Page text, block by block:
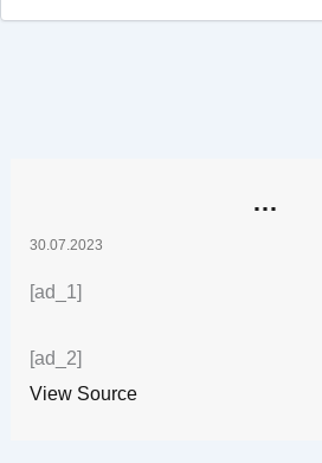
…
30.07.2023
[ad_1]
[ad_2]
View Source